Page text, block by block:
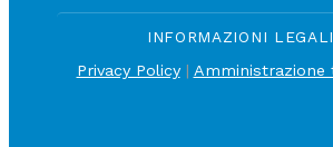
INFORMAZIONI LEGALI
Privacy Policy| Amministrazione